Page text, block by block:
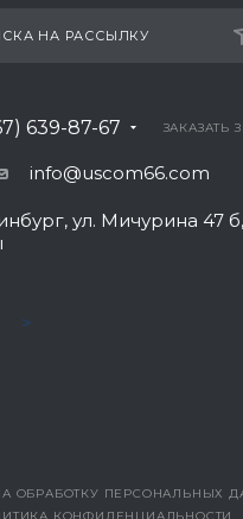
НА РАССЫЛКУ
639-87-67 ЗАКАЗАТЬ
info@uscom66.com
ул. Мичурина 47
>
ОБРАБОТКУ ПЕРСОНАЛЬНЫХ